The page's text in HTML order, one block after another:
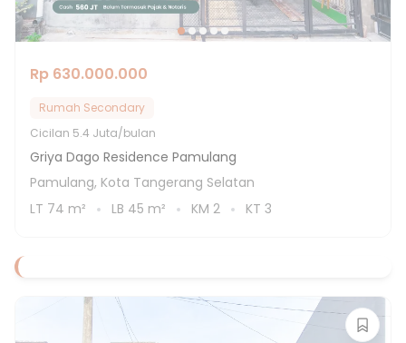
Rp 630.000.000
Rumah Secondary
Cicilan 5.4 Juta/bulan
Griya Dago Residence Pamulang
Pamulang, Kota Tangerang Selatan
LT 74 m² LB 45 m² KM 2 KT 3